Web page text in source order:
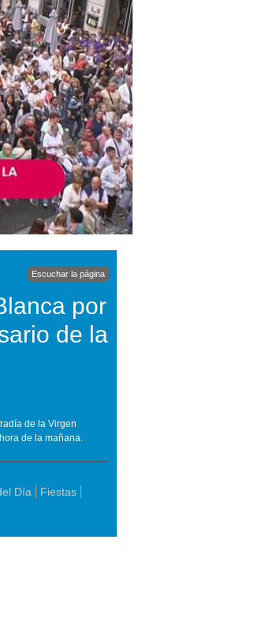
Escuchar la página
por
de la
de la Virgen
de la mañana.
Día
Fiestas